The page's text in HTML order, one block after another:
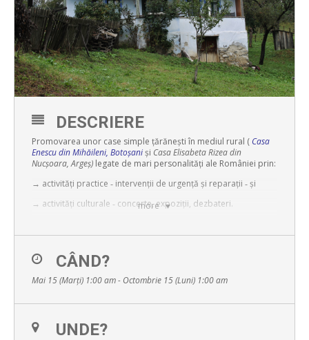
more
DESCRIERE
Promovarea unor case simple țărănești în mediul rural ( Casa
Enescu din Mihăileni, Botoșaniși Casa Elisabeta Rizea din
Nucșoara, Argeș) legate de mari personalități ale României prin:
→ activități practice ‐ intervenții de urgență și reparații ‐ și
→ activități culturale ‐ concerte, expoziții, dezbateri.
cât și al peisajului cultural în care se află. Pentru mai multe
CÂND?
Mai 15 (Marți) 1:00 am - Octombrie 15 (Luni) 1:00 am
UNDE?